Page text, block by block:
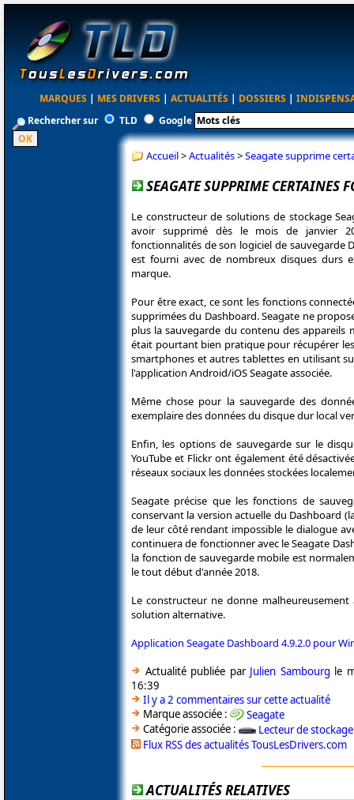
MARQUES | MES DRIVERS | ACTUALITÉS | DOSSIERS |
Rechercher sur
TLD Google
Accueil>Actualités>Seagate supprime
SEAGATE SUPPRIME
Le constructeur de solutions de stockage
avoir supprimé dès le mois de janvier
fonctionnalités de son logiciel de sauvegarde
est fourni avec de nombreux disques durs
marque.
Pour être exact, ce sont les fonctions
supprimées du Dashboard. Seagate ne
plus la sauvegarde du contenu des appareils
était pourtant bien pratique pour récupérer
smartphones et autres tablettes en utilisant
l'application Android/iOS Seagate associée.
Même chose pour la sauvegarde des
exemplaire des données du disque dur local
Enfin, les options de sauvegarde sur le
YouTube et Flickr ont également été
réseaux sociaux les données stockées
Seagate précise que les fonctions de
conservant la version actuelle du Dashboard
de leur côté rendant impossible le dialogue
continuera de fonctionner avec le Seagate
la fonction de sauvegarde mobile est
le tout début d'année 2018.
Le constructeur ne donne
solution alternative.
Application Seagate Dashboard 4.9.2.0 pour
Actualité publiée par Julien Sambourg le
16:39
Il y a 2 commentaires sur cette actualité
Marque associée :
Seagate
Catégorie associée :
Lecteur de stockage
Flux RSS des actualités TousLesDrivers.com
ACTUALITÉS RELATIVES